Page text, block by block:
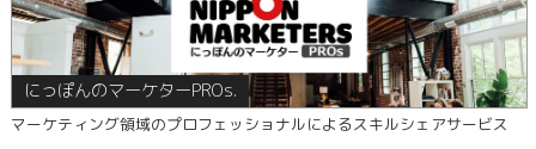
にっぽんのマーケターPROs.
マーケティング領域のプロフェッショナルによるスキルシェアサービス